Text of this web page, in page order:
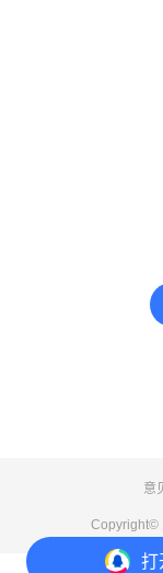
打
意
Copyright©